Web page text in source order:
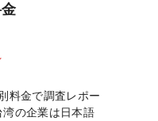
料金で調査レポー
湾の企業は日本語